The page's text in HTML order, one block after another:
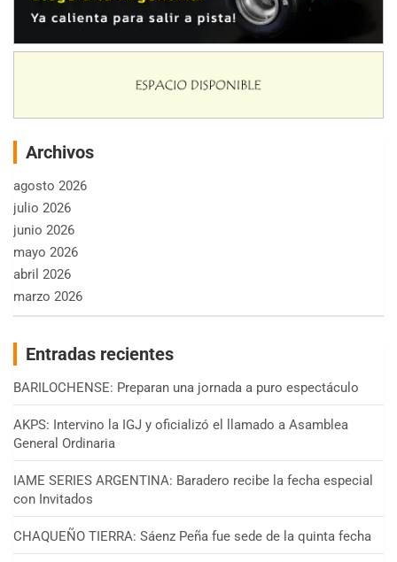
Archivos
agosto 2026
julio 2026
junio 2026
mayo 2026
abril 2026
marzo 2026
Entradas recientes
BARILOCHENSE: Preparan una jornada a puro espectáculo
AKPS: Intervino la IGJ y oficializó el llamado a Asamblea
General Ordinaria
IAME SERIES ARGENTINA: Baradero recibe la fecha especial
con Invitados
CHAQUEÑO TIERRA: Sáenz Peña fue sede de la quinta fecha